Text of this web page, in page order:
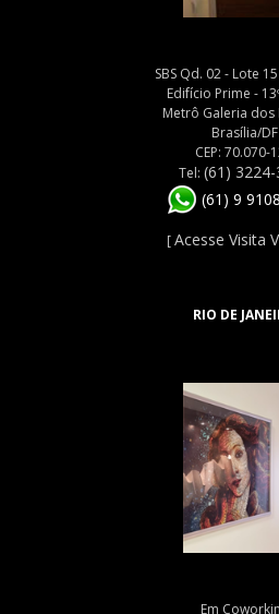
SBS Qd. 02 - Lote
Edifício Prime -
Metrô Galeria dos
Brasília/DF
CEP: 70.070-
Tel: (61)
(61) 9
[Acesse Visita
RIO DE
Em